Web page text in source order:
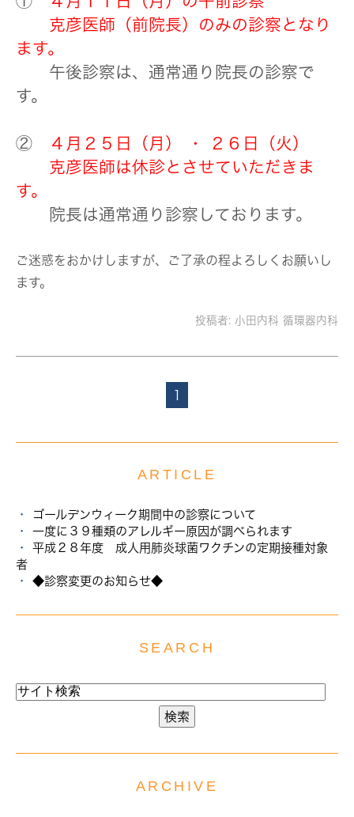
克彦医師（前院長）のみの診察となり
ます。
午後診察は、通常通り院長の診察で
す。
②
４月２５日（月） ・ ２６日（火）
克彦医師は休診とさせていただきま
す。
院長は通常通り診察しております。
ご迷惑をおかけしますが、ご了承の程よろしくお願いし
ます。
投稿者: 小田内科 循環器内科
1
ARTICLE
ゴールデンウィーク期間中の診察について
一度に３９種類のアレルギー原因が調べられます
平成２８年度 成人用肺炎球菌ワクチンの定期接種対象
者
◆診察変更のお知らせ◆
SEARCH
ARCHIVE